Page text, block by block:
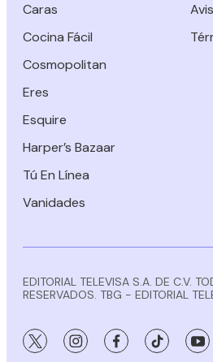
Caras
Cocina Fácil
Cosmopolitan
Eres
Esquire
Harper’s Bazaar
Tú En Línea
Vanidades
EDITORIAL TELEVISA S.A. DE C.V.
RESERVADOS. TBG - EDITORIAL
twitter instagramfacebooktiktok